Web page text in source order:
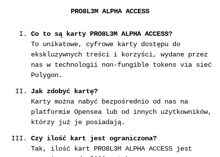
PRO8L3M ALPHA ACCESS
Co to są karty PRO8L3M ALPHA ACCESS?
To unikatowe, cyfrowe karty dostępu do
ekskluzywnych treści i korzyści, wydane przez
nas w technologii non-fungible tokens via sieć
Polygon.
Jak zdobyć kartę?
Karty można nabyć bezpośrednio od nas na
platformie Opensea lub od innych użytkowników,
którzy już je posiadają.
Czy ilość kart jest ograniczona?
Tak, ilość kart PRO8L3M ALPHA ACCESS jest